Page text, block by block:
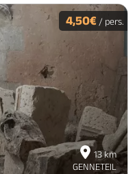
13 km
GENNETEIL
4,50€ / pers.